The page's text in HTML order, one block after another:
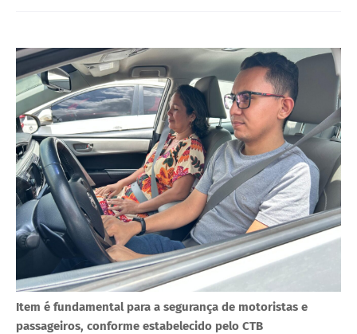
Item é fundamental para a segurança de motoristas e
passageiros, conforme estabelecido pelo CTB